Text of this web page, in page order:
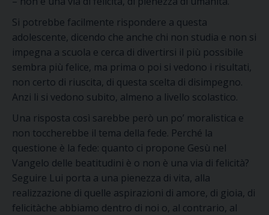
Si potrebbe facilmente rispondere a questa
adolescente, dicendo che anche chi non studia e non si
impegna a scuola e cerca di divertirsi il più possibile
sembra più felice, ma prima o poi si vedono i risultati,
non certo di riuscita, di questa scelta di disimpegno.
Anzi li si vedono subito, almeno a livello scolastico.
Una risposta così sarebbe però un po’ moralistica e
non toccherebbe il tema della fede. Perché la
questione è la fede: quanto ci propone Gesù nel
Vangelo delle beatitudini è o non è una via di felicità?
Seguire Lui porta a una pienezza di vita, alla
realizzazione di quelle aspirazioni di amore, di gioia, di
felicitàche abbiamo dentro di noi o, al contrario, al